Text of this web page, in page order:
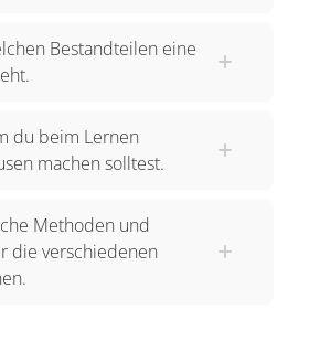
Bestandteilen eine
du beim Lernen
machen solltest.
Methoden und
die verschiedenen